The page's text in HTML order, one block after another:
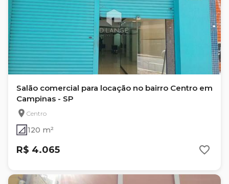
Salão comercial para locação no bairro Centro em
Campinas - SP
Centro
120 m²
R$ 4.065